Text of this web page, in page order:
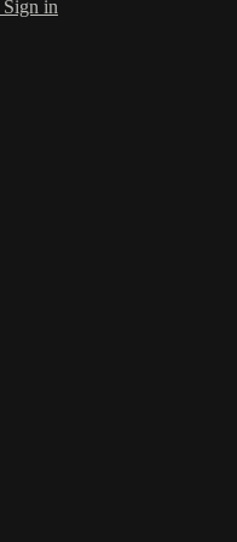
Sign in